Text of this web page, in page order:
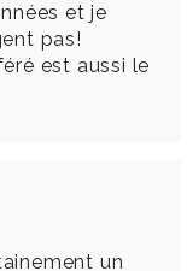
et je
pas!
est aussi le
un